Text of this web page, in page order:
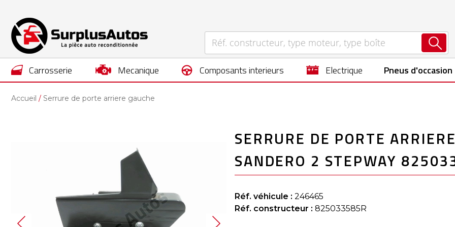
carrosserie mecanique composants interieurs electrique Pneus d'occasion
Accueil Serrure de porte arriere gauche
SERRURE DE PORTE
SANDERO 2 STEPWAY
Réf. véhicule : 246465
Réf. constructeur : 825033585R